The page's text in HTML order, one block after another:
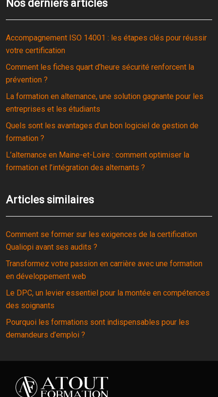
Nos derniers articles
Accompagnement ISO 14001 : les étapes clés pour réussir
votre certification
Comment les fiches quart d’heure sécurité renforcent la
prévention ?
La formation en alternance, une solution gagnante pour les
entreprises et les étudiants
Quels sont les avantages d’un bon logiciel de gestion de
formation ?
L’alternance en Maine-et-Loire : comment optimiser la
formation et l’intégration des alternants ?
Articles similaires
Comment se former sur les exigences de la certification
Qualiopi avant ses audits ?
Transformez votre passion en carrière avec une formation
en développement web
Le DPC, un levier essentiel pour la montée en compétences
des soignants
Pourquoi les formations sont indispensables pour les
demandeurs d’emploi ?